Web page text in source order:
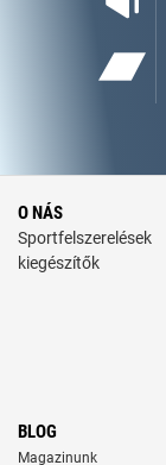
O NÁS
kiegészítők
BLOG
Magazinunk